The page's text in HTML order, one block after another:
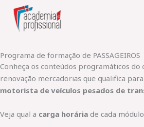
content
Programa de formação de PASSAGEIROS
Conheça os conteúdos programáticos do
renovação mercadorias que qualifica
motorista de veículos pesados de
Veja qual a carga horária de cada